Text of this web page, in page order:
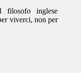
filosofo inglese
viverci, non per